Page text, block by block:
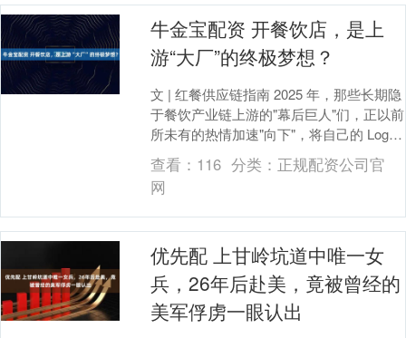
牛金宝配资 开餐饮店，是上
游“大厂”的终极梦想？
文 | 红餐供应链指南 2025 年，那些长期隐
于餐饮产业链上游的"幕后巨人"们，正以前
所未有的热情加速"向下"，将自己的 Logo
挂上门店招牌。 从荷仙集团....
查看： 116 分类： 正规配资公司官
网
优先配 上甘岭坑道中唯一女
兵，26年后赴美，竟被曾经的
美军俘虏一眼认出